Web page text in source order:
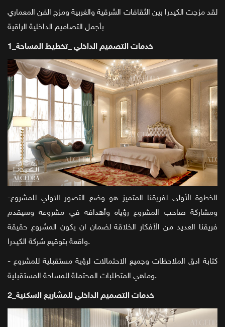
لقد مزجت الكيدرا بين الثقافات الشرقية والغربية ومزج الفن المعماري
بأجمل التصاميم الداخلية الراقية
1_خدمات التصميم الداخلي _تخطيط المساحة
-الخطوة الأولى لفريقنا المتميز هو وضع التصور الاولي للمشروع
ومشاركة صاحب المشروع رؤياه وأهدافه في مشروعه وسيقدم
فريقنا العديد من الأفكار الخلاقة لضمان ان يكون المشروع حقيقة
واقعة بتوقيع شركة الكيدرا.
- كتابة ادق الملاحظات وجميع الاحتمالات لرؤية مستقبلية للمشروع
وماهي المتطلبات المحتملة للمساحة المستقبلية.
2_خدمات التصميم الداخلي للمشاريع السكنية